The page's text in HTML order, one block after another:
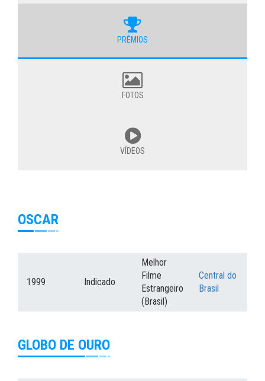
PRÊMIOS
FOTOS
VÍDEOS
OSCAR
1999 Indicado
Melhor
Filme
Estrangeiro
(Brasil)
Central do
Brasil
GLOBO DE OURO